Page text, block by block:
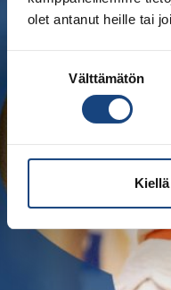
olet antanut heille tai
Välttämätön
Kiellä